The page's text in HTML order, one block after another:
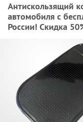
Антискользящий
автомобиля с
России! Скидка